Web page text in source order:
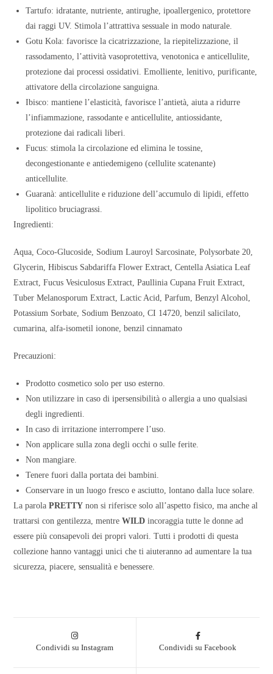
Tartufo: idratante, nutriente, antirughe, ipoallergenico, protettore
dai raggi UV. Stimola l’attrattiva sessuale in modo naturale.
Gotu Kola: favorisce la cicatrizzazione, la riepitelizzazione, il
rassodamento, l’attività vasoprotettiva, venotonica e anticellulite,
protezione dai processi ossidativi. Emolliente, lenitivo, purificante,
attivatore della circolazione sanguigna.
Ibisco: mantiene l’elasticità, favorisce l’antietà, aiuta a ridurre
l’infiammazione, rassodante e anticellulite, antiossidante,
protezione dai radicali liberi.
Fucus: stimola la circolazione ed elimina le tossine,
decongestionante e antiedemigeno (cellulite scatenante)
anticellulite.
Guaranà: anticellulite e riduzione dell’accumulo di lipidi, effetto
lipolitico bruciagrassi.
Ingredienti:
Aqua, Coco-Glucoside, Sodium Lauroyl Sarcosinate, Polysorbate 20,
Glycerin, Hibiscus Sabdariffa Flower Extract, Centella Asiatica Leaf
Extract, Fucus Vesiculosus Extract, Paullinia Cupana Fruit Extract,
Tuber Melanosporum Extract, Lactic Acid, Parfum, Benzyl Alcohol,
Potassium Sorbate, Sodium Benzoato, CI 14720, benzil salicilato,
cumarina, alfa-isometil ionone, benzil cinnamato
Precauzioni:
Prodotto cosmetico solo per uso esterno.
Non utilizzare in caso di ipersensibilità o allergia a uno qualsiasi
degli ingredienti.
In caso di irritazione interrompere l’uso.
Non applicare sulla zona degli occhi o sulle ferite.
Non mangiare.
Tenere fuori dalla portata dei bambini.
Conservare in un luogo fresco e asciutto, lontano dalla luce solare.
La parolaPRETTY non si riferisce solo all’aspetto fisico, ma anche al
trattarsi con gentilezza, mentreWILD incoraggia tutte le donne ad
essere più consapevoli dei propri valori. Tutti i prodotti di questa
collezione hanno vantaggi unici che ti aiuteranno ad aumentare la tua
sicurezza, piacere, sensualità e benessere.
Condividi su Instagram Condividi su Facebook